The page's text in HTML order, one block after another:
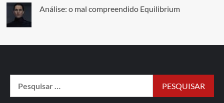
Análise: o mal compreendido Equilibrium